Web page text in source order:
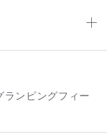
ランピングフィー